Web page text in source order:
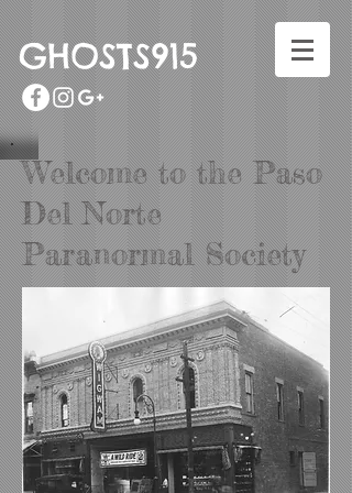
GHOSTS915
Welcome to the Paso
Del Norte
Paranormal Society